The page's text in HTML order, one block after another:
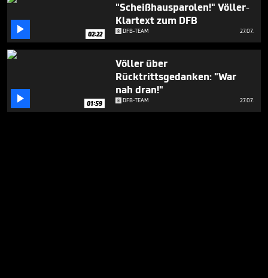
 02:22
"Scheißhausparolen!" Völler-
Klartext zum DFB
DFB-TEAM 27.07.
 01:59
Völler über
Rücktrittsgedanken: "War
nah dran!"
DFB-TEAM 27.07.